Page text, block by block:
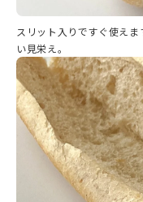
スリット入りですぐ使え
い見栄え。